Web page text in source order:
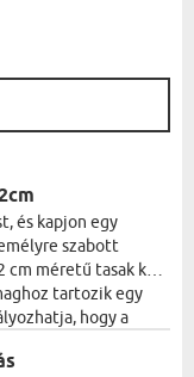
és kapjon egy
szabott
cm méretű tasak kék
tartozik egy
hogy a